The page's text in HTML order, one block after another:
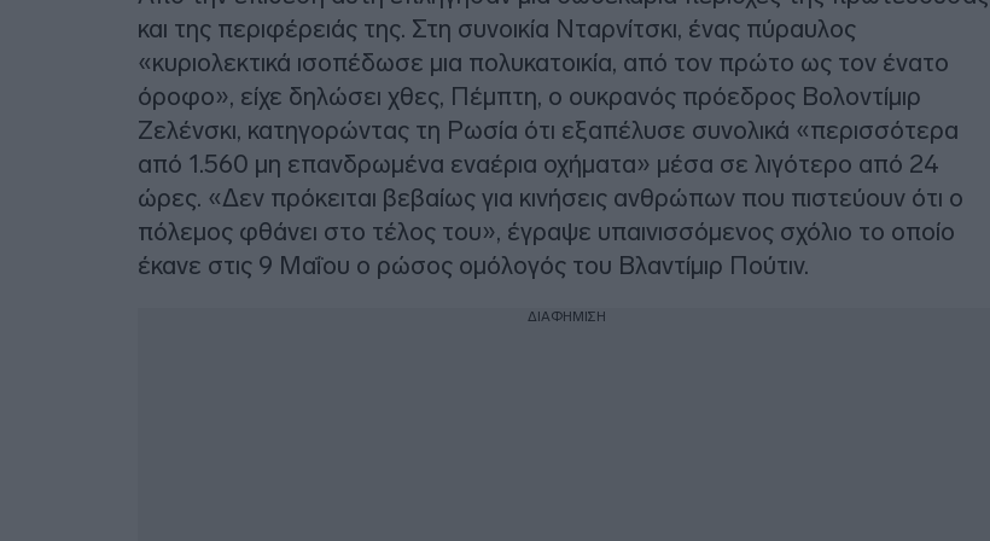
και της περιφέρειάς της. Στη συνοικία Νταρνίτσκι, ένας πύραυλος
«κυριολεκτικά ισοπέδωσε μια πολυκατοικία, από τον πρώτο ως τον ένατο
όροφο», είχε δηλώσει χθες, Πέμπτη, ο ουκρανός πρόεδρος Βολοντίμιρ
Ζελένσκι, κατηγορώντας τη Ρωσία ότι εξαπέλυσε συνολικά «περισσότερα
από 1.560 μη επανδρωμένα εναέρια οχήματα» μέσα σε λιγότερο από 24
ώρες. «Δεν πρόκειται βεβαίως για κινήσεις ανθρώπων που πιστεύουν ότι ο
πόλεμος φθάνει στο τέλος του», έγραψε υπαινισσόμενος σχόλιο το οποίο
έκανε στις 9 Μαΐου ο ρώσος ομόλογός του Βλαντίμιρ Πούτιν.
ΔΙΑΦΗΜΙΣΗ